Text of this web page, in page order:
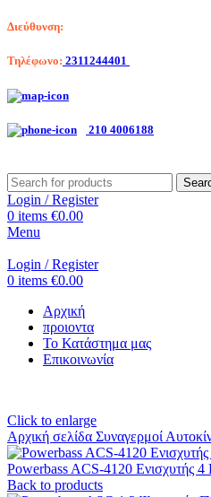
Διεύθυνση:
Τηλέφωνο: 2311244401
210 4006188
Login / Register
0 items €0.00
Menu
Login / Register
0 items €0.00
Αρχική
προιοντα
Το Κατάστημα μας
Επικοινωνία
Click to enlarge
Αρχική σελίδα Συναγερμοί
Powerbass ACS-4120 Ενισχυτής
Back to products